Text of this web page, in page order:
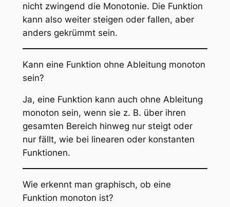
nicht zwingend die Monotonie. Die Funktion
kann also weiter steigen oder fallen, aber
anders gekrümmt sein.
Kann eine Funktion ohne Ableitung monoton
sein?
Ja, eine Funktion kann auch ohne Ableitung
monoton sein, wenn sie z. B. über ihren
gesamten Bereich hinweg nur steigt oder
nur fällt, wie bei linearen oder konstanten
Funktionen.
Wie erkennt man graphisch, ob eine
Funktion monoton ist?